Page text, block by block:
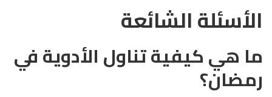
الأسئلة الشائعة
ما هي كيفية تناول الأدوية في
رمضان؟